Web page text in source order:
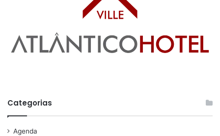
Categorias
Agenda